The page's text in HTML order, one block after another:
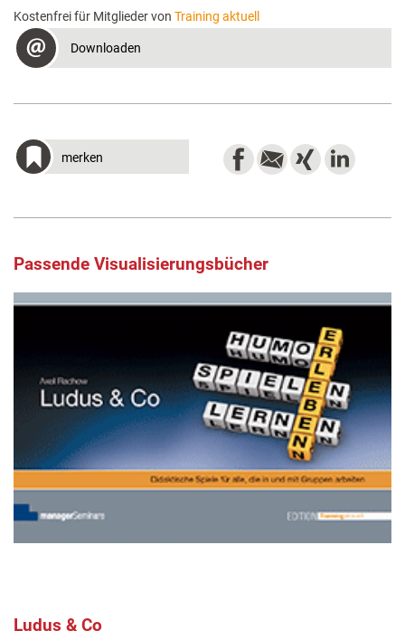
Kostenfrei für Mitglieder von Training aktuell
Downloaden
merken
Passende Visualisierungsbücher
Ludus & Co